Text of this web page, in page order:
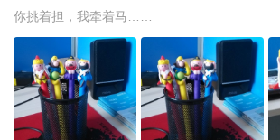
你挑着担，我牵着马……